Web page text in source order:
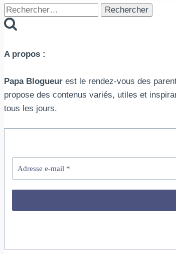
Rechercher :
A propos :
Papa Blogueur est le rendez-vous des
propose des contenus variés, utiles et
tous les jours.